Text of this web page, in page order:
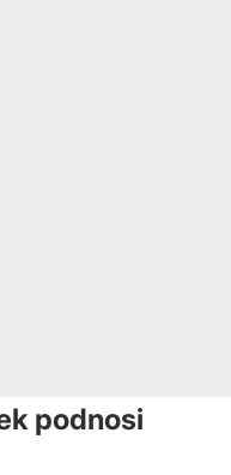
podnosi